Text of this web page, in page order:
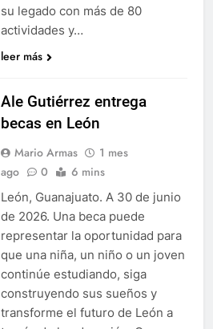
su legado con más de 80
actividades y…
leer más
Ale Gutiérrez entrega
becas en León
Mario Armas
1 mes
ago
0 6 mins
León, Guanajuato. A 30 de junio
de 2026. Una beca puede
representar la oportunidad para
que una niña, un niño o un joven
continúe estudiando, siga
construyendo sus sueños y
transforme el futuro de León a